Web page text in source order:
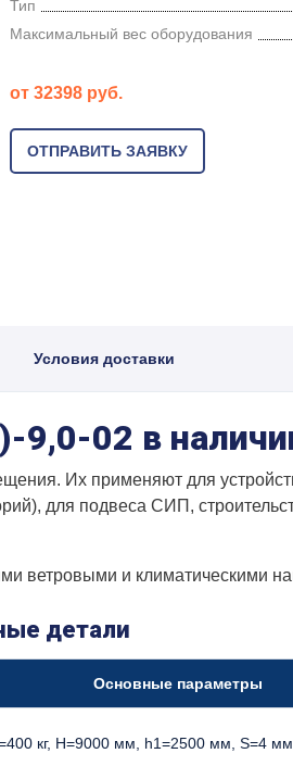
Тип
Максимальный вес оборудования
от 32398 руб.
ОТПРАВИТЬ ЗАЯВКУ
Условия доставки
02 в
Их применяют для
для подвеса СИП,
ветровыми и климатическими
детали
Основные параметры
кг, H=9000 мм, h1=2500 мм, S=4